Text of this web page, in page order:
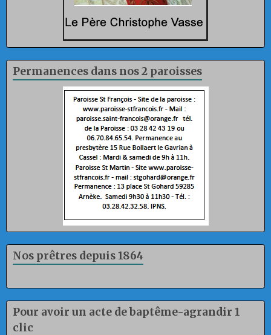
Permanences dans nos 2 paroisses
Nos prêtres depuis 1864
Pour avoir un acte de baptême-agrandir 1
clic